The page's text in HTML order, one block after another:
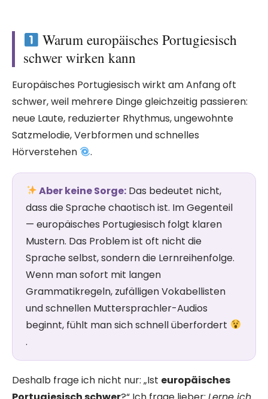
Warum europäisches Portugiesisch
schwer wirken kann
Europäisches Portugiesisch wirkt am Anfang oft
schwer, weil mehrere Dinge gleichzeitig passieren:
neue Laute, reduzierter Rhythmus, ungewohnte
Satzmelodie, Verbformen und schnelles
Hörverstehen
.
Aber keine Sorge:Das bedeutet nicht,
dass die Sprache chaotisch ist. Im Gegenteil
— europäisches Portugiesisch folgt klaren
Mustern. Das Problem ist oft nicht die
Sprache selbst, sondern die Lernreihenfolge.
Wenn man sofort mit langen
Grammatikregeln, zufälligen Vokabellisten
und schnellen Muttersprachler-Audios
beginnt, fühlt man sich schnell überfordert
.
Deshalb frage ich nicht nur: „Ist europäisches